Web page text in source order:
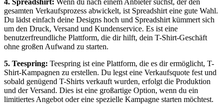
gesamten Verkaufsprozess abwickelt, ist Spreadshirt eine gute Wahl.
Du lädst einfach deine Designs hoch und Spreadshirt kümmert sich
um den Druck, Versand und Kundenservice. Es ist eine
benutzerfreundliche Plattform, die dir hilft, dein T-Shirt-Geschäft
ohne großen Aufwand zu starten.
5. Teespring: Teespring ist eine Plattform, die es dir ermöglicht, T-
Shirt-Kampagnen zu erstellen. Du legst eine Verkaufsquote fest und
sobald genügend T-Shirts verkauft wurden, erfolgt die Produktion
und der Versand. Dies ist eine großartige Option, wenn du ein
limitiertes Angebot oder eine spezielle Kampagne starten möchtest.